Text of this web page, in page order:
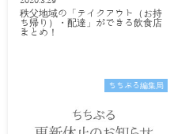
秩父地域の「テイクアウト（お持
ち帰り）・配達」ができる飲食店
まとめ！
ちちぶる編集局